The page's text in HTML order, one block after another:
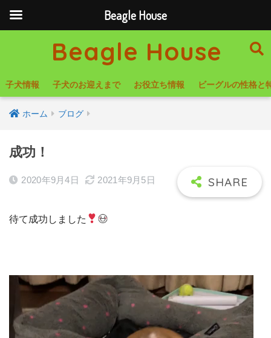
Beagle House
子犬情報 子犬のお迎えまで お役立ち情報 ビーグルの性格と
ホーム ブログ
成功！
2020年9月4日 2021年9月5日
待て成功しました
Beagle House